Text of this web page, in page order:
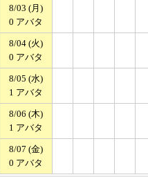
8/03 (月)
0 アバタ
8/04 (火)
0 アバタ
8/05 (水)
1 アバタ
8/06 (木)
1 アバタ
8/07 (金)
0 アバタ